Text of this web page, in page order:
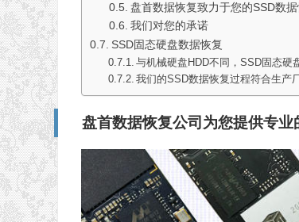
盘首数据恢复致力于您的SSD数
我们对您的承诺
SSD固态硬盘数据恢复
与机械硬盘HDD不同，SSD固态硬
我们的SSD数据恢复过程符合生产
盘首数据恢复公司为您提供专业